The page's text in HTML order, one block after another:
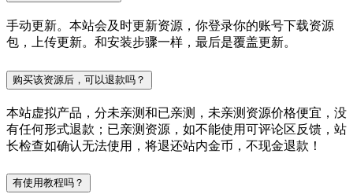
手动更新。本站会及时更新资源，你登录你的账号下载资源
包，上传更新。和安装步骤一样，最后是覆盖更新。
购买该资源后，可以退款吗？
本站虚拟产品，分未亲测和已亲测，未亲测资源价格便宜，没
有任何形式退款；已亲测资源，如不能使用可评论区反馈，站
长检查如确认无法使用，将退还站内金币，不现金退款！
有使用教程吗？